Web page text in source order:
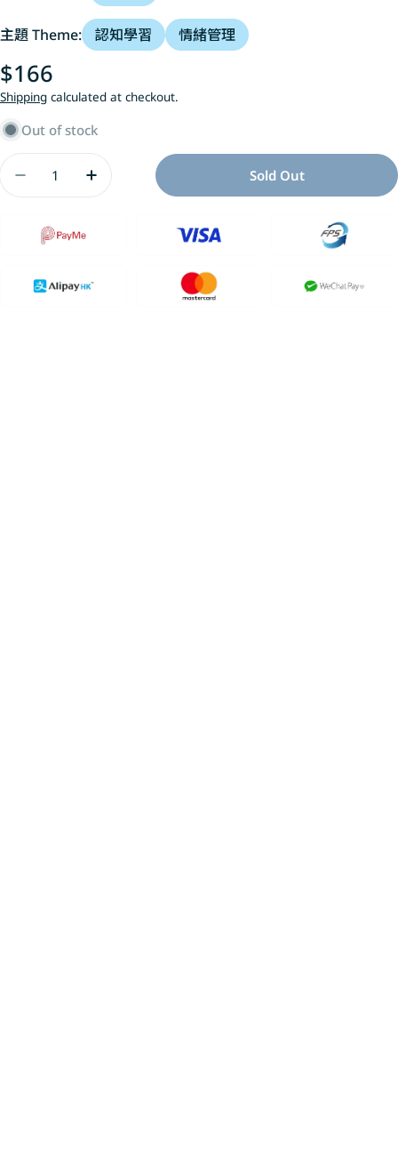
主題 Theme: 認知學習 情緒管理
Regular
price
$166
Shipping calculated at checkout.
Out of stock
Decrease Quantity For 熊貓先生，你喜歡什麼顏色
Increase Quantity For 熊貓先生，你喜歡
Sold Out